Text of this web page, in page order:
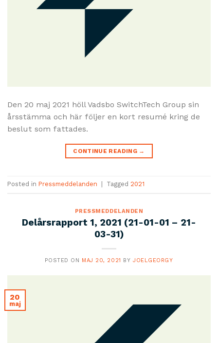
Den 20 maj 2021 höll Vadsbo SwitchTech Group sin
årsstämma och här följer en kort resumé kring de
beslut som fattades.
CONTINUE READING →
Posted in Pressmeddelanden Tagged 2021
PRESSMEDDELANDEN
Delårsrapport 1, 2021 (21-01-01 – 21-
03-31)
POSTED ON MAJ 20, 2021 BY JOELGEORGY
20
maj